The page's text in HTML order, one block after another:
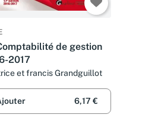
de gestion
2017
et francis Grandguillot
6,17 €